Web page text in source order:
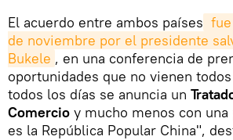
El acuerdo entre ambos países
de noviembre por el presidente
Bukele , en una conferencia de
oportunidades que no vienen
todos los días se anuncia un
Comercio y mucho menos con
es la República Popular China",